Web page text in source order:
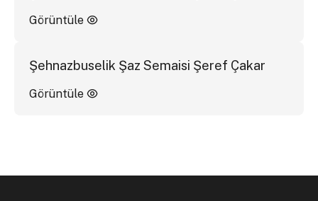
Görüntüle
Şehnazbuselik Şaz Semaisi Şeref Çakar
Görüntüle